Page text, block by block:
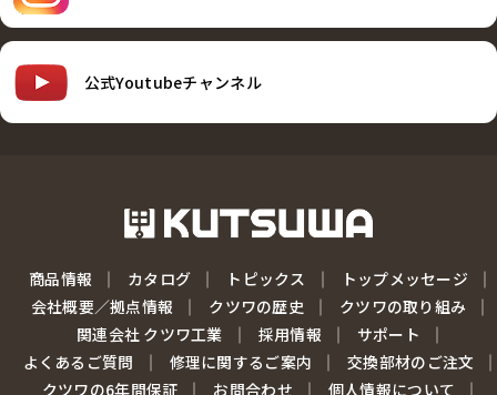
公式Youtubeチャンネル
商品情報 カタログ トピックス
トップメッセージ
会社概要／拠点情報
クツワの歴史
クツワの取り組み
関連会社 クツワ工業
採用情報
サポート
よくあるご質問
修理に関するご案内
交換部材のご注文
クツワの6年間保証
お問合わせ 個人情報について